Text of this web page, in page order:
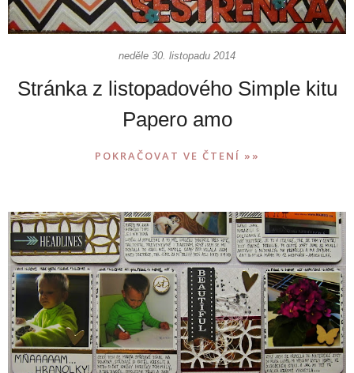
neděle 30. listopadu 2014
Stránka z listopadového Simple kitu
Papero amo
POKRAČOVAT VE ČTENÍ »»